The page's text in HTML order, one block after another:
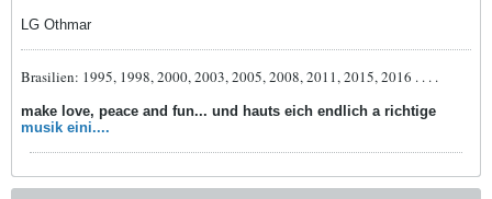
LG Othmar
Brasilien: 1995, 1998, 2000, 2003, 2005, 2008, 2011, 2015, 2016 . . . .
make love, peace and fun... und hauts eich endlich a richtige
musik eini....